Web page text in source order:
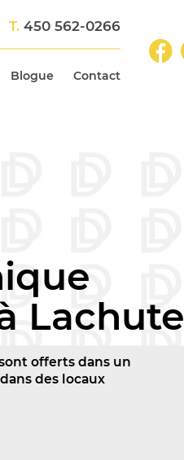
T.450 562-0266
Blogue Contact
Lachute
offerts dans un
des locaux